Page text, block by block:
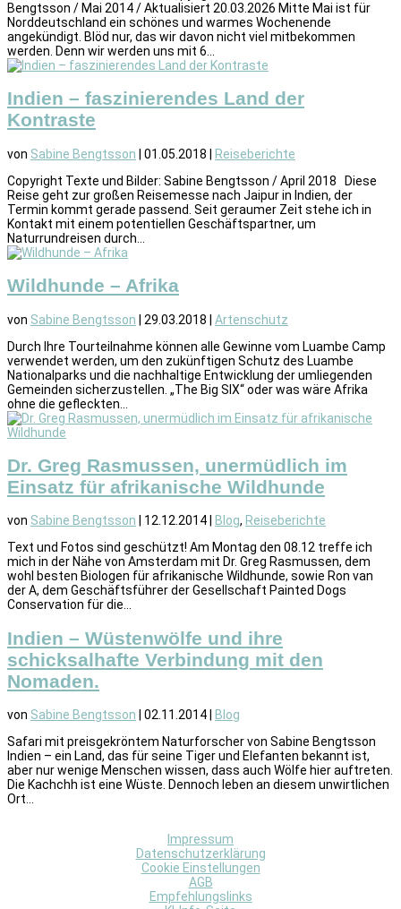
Bengtsson / Mai 2014 / Aktualisiert 20.03.2026 Mitte Mai ist für
Norddeutschland ein schönes und warmes Wochenende
angekündigt. Blöd nur, das wir davon nicht viel mitbekommen
werden. Denn wir werden uns mit 6...
Indien – faszinierendes Land der
Kontraste
von Sabine Bengtsson 01.05.2018
Reiseberichte
Copyright Texte und Bilder: Sabine Bengtsson / April 2018 Diese
Reise geht zur großen Reisemesse nach Jaipur in Indien, der
Termin kommt gerade passend. Seit geraumer Zeit stehe ich in
Kontakt mit einem potentiellen Geschäftspartner, um
Naturrundreisen durch...
Wildhunde – Afrika
von Sabine Bengtsson | 29.03.2018 | Artenschutz
Durch Ihre Tourteilnahme können alle Gewinne vom Luambe Camp
verwendet werden, um den zukünftigen Schutz des Luambe
Nationalparks und die nachhaltige Entwicklung der umliegenden
Gemeinden sicherzustellen. „The Big SIX“ oder was wäre Afrika
ohne die gefleckten...
Dr. Greg Rasmussen, unermüdlich im
Einsatz für afrikanische Wildhunde
von Sabine Bengtsson 12.12.2014 Blog, Reiseberichte
Text und Fotos sind geschützt! Am Montag den 08.12 treffe ich
mich in der Nähe von Amsterdam mit Dr. Greg Rasmussen, dem
wohl besten Biologen für afrikanische Wildhunde, sowie Ron van
der A, dem Geschäftsführer der Gesellschaft Painted Dogs
Conservation für die...
Indien – Wüstenwölfe und ihre
schicksalhafte Verbindung mit den
Nomaden.
von Sabine Bengtsson 02.11.2014
Blog
Safari mit preisgekröntem Naturforscher von Sabine Bengtsson
Indien – ein Land, das für seine Tiger und Elefanten bekannt ist,
aber nur wenige Menschen wissen, dass auch Wölfe hier auftreten.
Die Kachchh ist eine Wüste. Dennoch leben an diesem unwirtlichen
Ort...
Impressum
Datenschutzerklärung
Cookie Einstellungen
AGB
Empfehlungslinks